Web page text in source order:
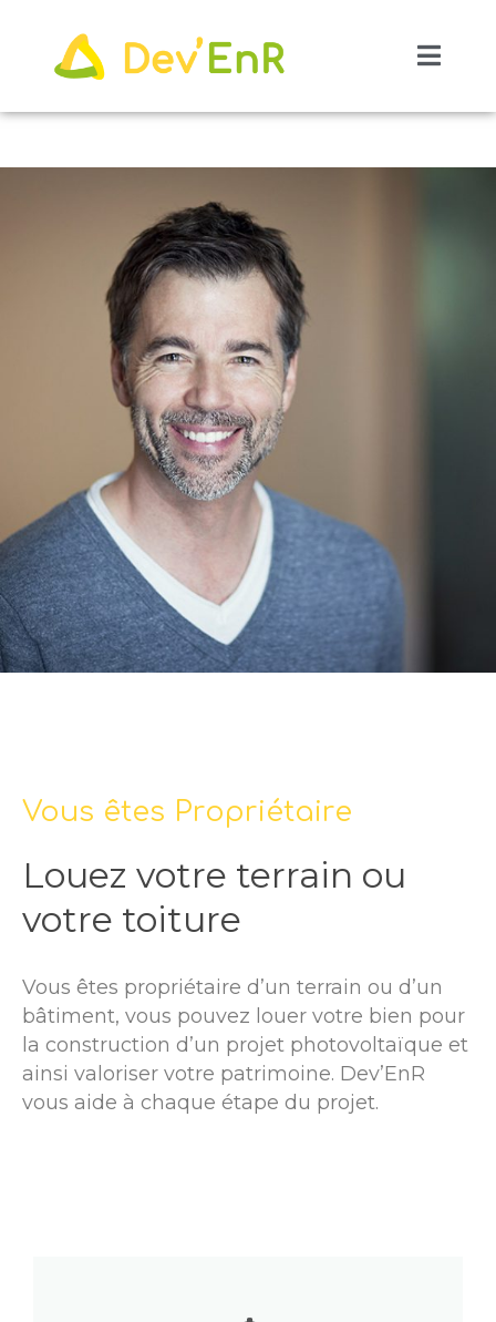
Vous êtes Propriétaire
Louez votre terrain ou
votre toiture
Vous êtes propriétaire d’un terrain ou d’un
bâtiment, vous pouvez louer votre bien pour
la construction d’un projet photovoltaïque et
ainsi valoriser votre patrimoine. Dev’EnR
vous aide à chaque étape du projet.